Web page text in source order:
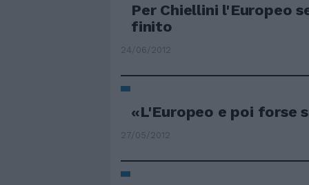
Per Chiellini l'Europeo
finito
24/06/2012
«L'Europeo e poi forse
27/05/2012